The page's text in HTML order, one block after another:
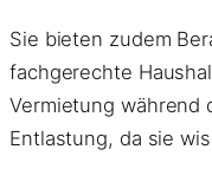
Sie bieten zudem
fachgerechte
Vermietung während
Entlastung, da sie